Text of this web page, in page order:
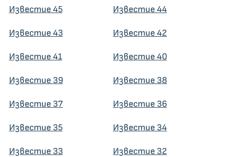
Известие 45 Известие 44
Известие 43 Известие 42
Известие 41 Известие 40
Известие 39 Известие 38
Известие 37 Известие 36
Известие 35 Известие 34
Известие 33 Известие 32